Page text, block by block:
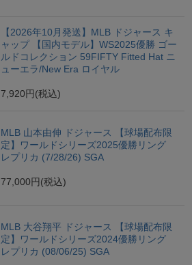
【2026年10月発送】MLB ドジャース キ
ャップ 【国内モデル】WS2025優勝 ゴー
ルドコレクション 59FIFTY Fitted Hat ニ
ューエラ/New Era ロイヤル
7,920円 (税込)
MLB 山本由伸 ドジャース 【球場配布限
定】ワールドシリーズ2025優勝リング
レプリカ (7/28/26) SGA
77,000円 (税込)
MLB 大谷翔平 ドジャース 【球場配布限
定】ワールドシリーズ2024優勝リング
レプリカ (08/06/25) SGA